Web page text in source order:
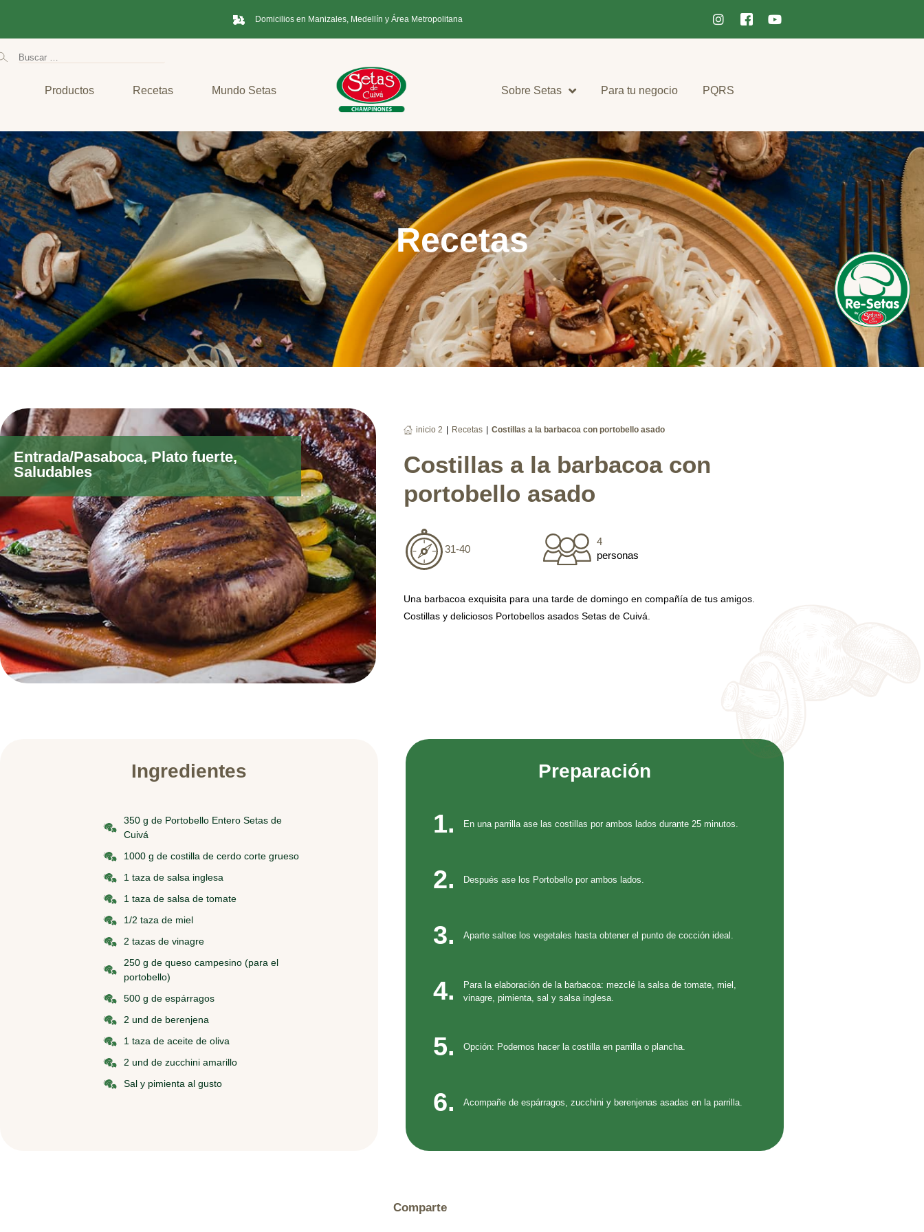
Domicilios en Manizales, Medellín y Área Metropolitana
Productos Recetas Mundo Setas Sobre Setas Para tu negocio PQRS
Recetas
Entrada/Pasaboca,Plato fuerte,
Saludables
inicio 2 Recetas Costillas a la barbacoa con portobello asado
Costillas a la barbacoa con
portobello asado
31-40
4
personas
Una barbacoa exquisita para una tarde de domingo en compañía de tus amigos.
Costillas y deliciosos Portobellos asados Setas de Cuivá.
Ingredientes
350 g de Portobello Entero Setas de
Cuivá
1000 g de costilla de cerdo corte grueso
1 taza de salsa inglesa
1 taza de salsa de tomate
1/2 taza de miel
2 tazas de vinagre
250 g de queso campesino (para el
portobello)
500 g de espárragos
2 und de berenjena
1 taza de aceite de oliva
2 und de zucchini amarillo
Sal y pimienta al gusto
Preparación
1. En una parrilla ase las costillas por ambos lados durante 25 minutos.
2. Después ase los Portobello por ambos lados.
3. Aparte saltee los vegetales hasta obtener el punto de cocción ideal.
4.
Para la elaboración de la barbacoa: mezclé la salsa de tomate, miel,
vinagre, pimienta, sal y salsa inglesa.
5. Opción: Podemos hacer la costilla en parrilla o plancha.
6. Acompañe de espárragos, zucchini y berenjenas asadas en la parrilla.
Comparte